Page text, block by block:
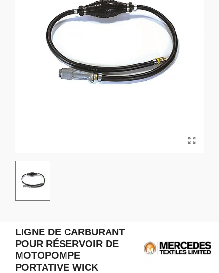
LIGNE DE CARBURANT
POUR RÉSERVOIR DE
MOTOPOMPE
PORTATIVE WICK